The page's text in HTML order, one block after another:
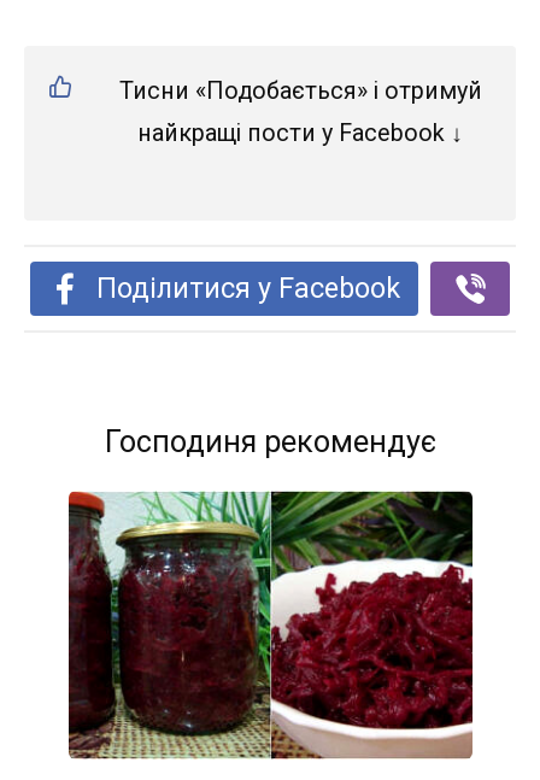
Тисни «Подобається» і отримуй
найкращі пости у Facebook ↓
Поділитися у Facebook
Господиня рекомендує